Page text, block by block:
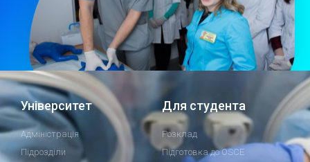
Університет
Адміністрація
Підрозділи
Для студента
Розклад
Підготовка до OSCE